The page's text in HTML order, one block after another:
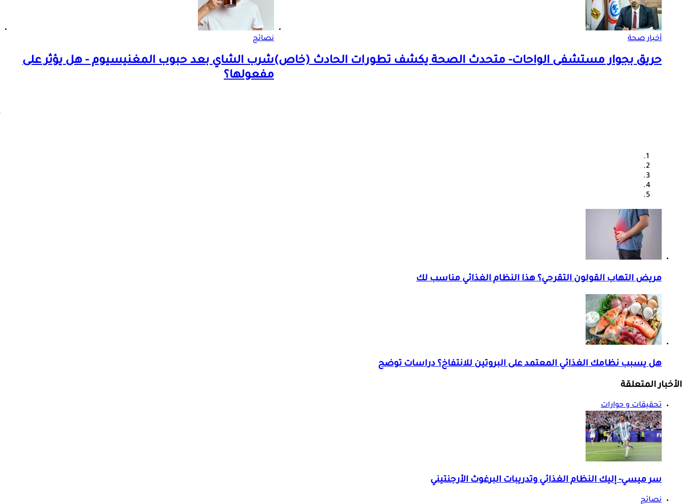
أخبار صحة
حريق بجوار مستشفى الواحات- متحدث الصحة يكشف تطورات الحادث (خاص)
نصائح
شرب الشاي بعد حبوب المغنيسيوم - هل يؤثر على
مفعولها؟
مريض التهاب القولون التقرحي؟ هذا النظام الغذائي مناسب لك
هل يسبب نظامك الغذائي المعتمد على البروتين للانتفاخ؟ دراسات توضح
الأخبار المتعلقة
تحقيقات و حوارات
سر ميسي- إليك النظام الغذائي وتدريبات البرغوث الأرجنتيني
نصائح